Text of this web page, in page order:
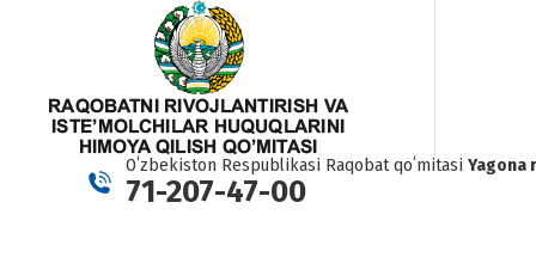
Oʻzbekiston Respublikasi Raqobat qoʻmitasi Yagona
71-207-47-00